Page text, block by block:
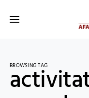
BROWSING TAG